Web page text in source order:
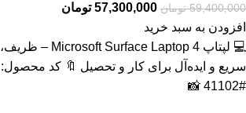
59,400,000 تومان 57,300,000 تومان
افزودن به سبد خرید
💻 لپتاپ Microsoft Surface Laptop 4 – ظریف،
سریع و ایده‌آل برای کار و تحصیل 🔖 کد محصول:
#41102 📸